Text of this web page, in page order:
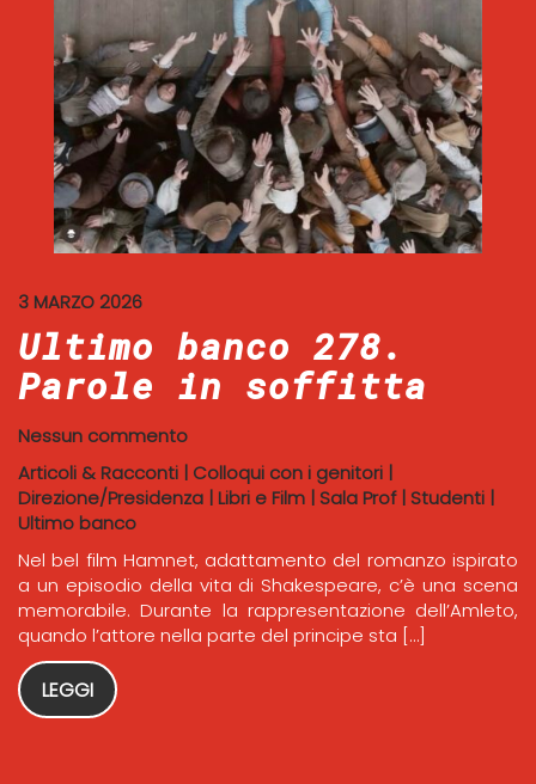
3 MARZO 2026
Ultimo banco 278.
Parole in soffitta
Nessun commento
Articoli & Racconti | Colloqui con i genitori |
Direzione/Presidenza | Libri e Film | Sala Prof| Studenti |
Ultimo banco
Nel bel film Hamnet, adattamento del romanzo ispirato
a un episodio della vita di Shakespeare, c’è una scena
memorabile. Durante la rappresentazione dell’Amleto,
quando l’attore nella parte del principe sta […]
LEGGI